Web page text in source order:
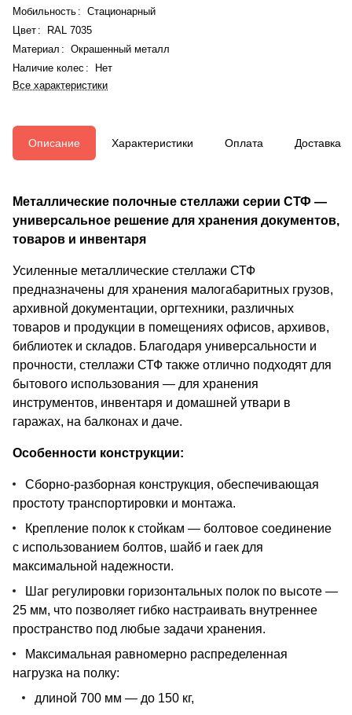
Мобильность : Стационарный
Цвет :
RAL 7035
Материал : Окрашенный металл
Наличие колес :
Нет
Все характеристики
Описание Характеристики Оплата Доставка
Металлические полочные стеллажи серии СТФ —
универсальное решение для хранения документов,
товаров и инвентаря
Усиленные металлические стеллажи СТФ
предназначены для хранения малогабаритных грузов,
архивной документации, оргтехники, различных
товаров и продукции в помещениях офисов, архивов,
библиотек и складов. Благодаря универсальности и
прочности, стеллажи СТФ также отлично подходят для
бытового использования — для хранения
инструментов, инвентаря и домашней утвари в
гаражах, на балконах и даче.
Особенности конструкции:
Сборно-разборная конструкция, обеспечивающая
простоту транспортировки и монтажа.
Крепление полок к стойкам — болтовое соединение
с использованием болтов, шайб и гаек для
максимальной надежности.
Шаг регулировки горизонтальных полок по высоте —
25 мм, что позволяет гибко настраивать внутреннее
пространство под любые задачи хранения.
Максимальная равномерно распределенная
нагрузка на полку:
длиной 700 мм — до 150 кг,